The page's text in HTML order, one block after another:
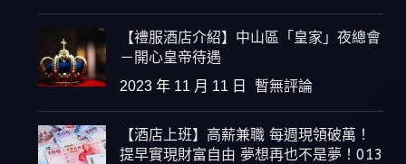
【禮服酒店介紹】中山區「皇家」夜總會
－開心皇帝待遇
2023 年 11 月 11 日 暫無評論
【酒店上班】高薪兼職 每週現領破萬！
提早實現財富自由 夢想再也不是夢！013